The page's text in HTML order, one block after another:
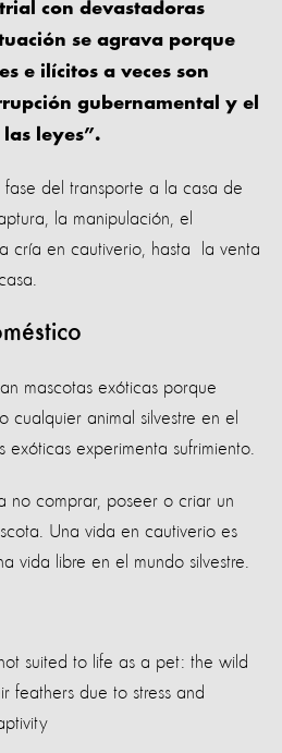
con devastadoras
se agrava porque
e ilícitos a veces son
gubernamental y el
leyes”.
fase del transporte a la casa de
la manipulación, el
cría en cautiverio, hasta la venta
mascotas exóticas porque
cualquier animal silvestre en el
experimenta sufrimiento.
no comprar, poseer o criar un
Una vida en cautiverio es
vida libre en el mundo silvestre.
suited to life as a pet: the wild
feathers due to stress and